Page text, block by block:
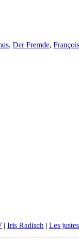
, Der Fremde,
| Iris Radisch | Les justes